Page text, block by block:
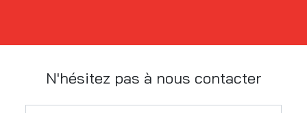
N'hésitez pas à nous contacter